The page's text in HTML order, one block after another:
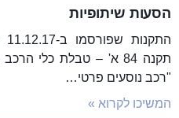
הסעות שיתופיות
תקנה 84 א' – טבלת כלי
"רכב נוסעים פרטי…
המשיכו לקרוא »